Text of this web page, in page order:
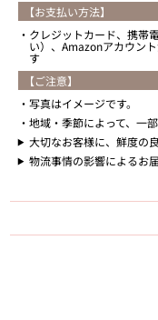
【お支払い方法】
クレジットカード、携帯
い）、Amazonアカウン
す
【ご注意】
写真はイメージです。
地域・季節によって、一
大切なお客様に、鮮度の
物流事情の影響によるお